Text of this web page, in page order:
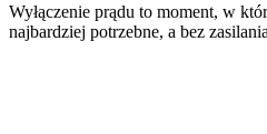
Wyłączenie prądu to moment, w
najbardziej potrzebne, a bez